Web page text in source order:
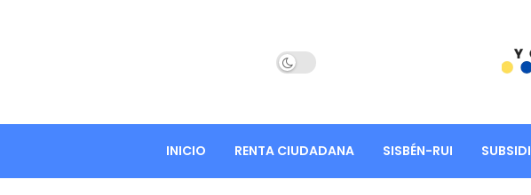
INICIO RENTA CIUDADANA SISBÉN-RUI